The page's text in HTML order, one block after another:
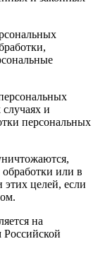
и
персональных
или в
этих целей, если
на
Российской